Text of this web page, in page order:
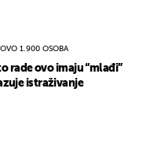
1.900 OSOBA
rade ovo imaju “mlađi”
istraživanje